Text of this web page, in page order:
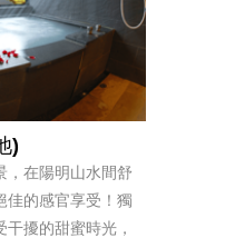
)
，在陽明山水間舒
佳的感官享受！獨
擾的甜蜜時光，